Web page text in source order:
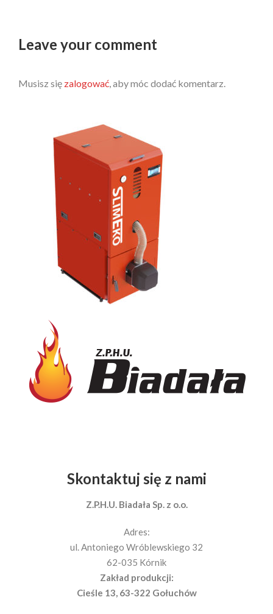
Leave your comment
Musisz się zalogować, aby móc dodać komentarz.
Skontaktuj się z nami
Z.P.H.U. Biadała Sp. z o.o.
Adres:
ul. Antoniego Wróblewskiego 32
62-035 Kórnik
Zakład produkcji:
Cieśle 13, 63-322 Gołuchów